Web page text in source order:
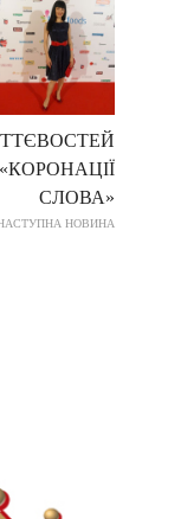
«КОРОНАЦІЇ
СЛОВА»
НОВИНА